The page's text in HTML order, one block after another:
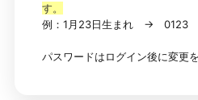
す。
例：1月23日生まれ → 0123
パスワードはログイン後に変更